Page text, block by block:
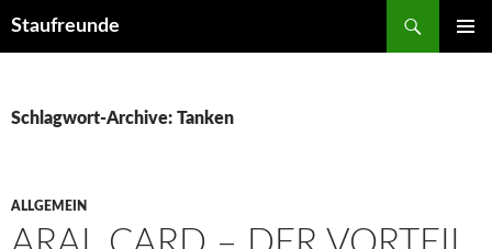
Staufreunde
Schlagwort-Archive: Tanken
ALLGEMEIN